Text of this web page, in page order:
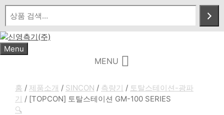
Skip
content
Menu
MENU
홈 / 제품소개 / SINCON / 측량기 / 토탈스테이션-광파
기 / [TOPCON] 토탈스테이션 GM-100 SERIES
🔍